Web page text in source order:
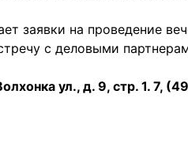
заявки на проведение
с деловыми
ул., д. 9, стр. 1. 7,